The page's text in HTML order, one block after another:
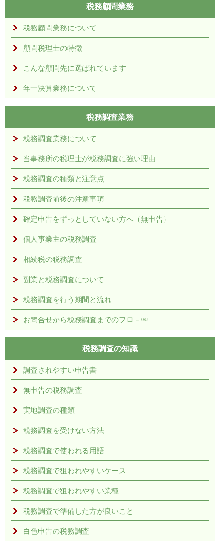
税務顧問業務
税務顧問業務について
顧問税理士の特徴
こんな顧問先に選ばれています
年一決算業務について
税務調査業務
税務調査業務について
当事務所の税理士が税務調査に強い理由
税務調査の種類と注意点
税務調査前後の注意事項
確定申告をずっとしていない方へ（無申告）
個人事業主の税務調査
相続税の税務調査
副業と税務調査について
税務調査を行う期間と流れ
お問合せから税務調査までのフロ－￼
税務調査の知識
調査されやすい申告書
無申告の税務調査
実地調査の種類
税務調査を受けない方法
税務調査で使われる用語
税務調査で狙われやすいケース
税務調査で狙われやすい業種
税務調査で準備した方が良いこと
白色申告の税務調査